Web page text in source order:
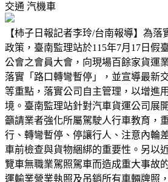
交通 汽機車
【柿子日報記者李玲/台南報導】為落
政策，臺南監理站於115年7月17日假
公會之會員大會，向現場百餘家貨運
落實「路口轉彎暫停」，並宣導最新
等重點，落實公司自主管理，以增進
境。臺南監理站針對汽車貨運公司展
籲請業者強化所屬駕駛人行車教育，
行、轉彎暫停、停讓行人、注意內輪
車前檢查與貨物綑綁的重要性。另以
覽車無職業駕照駕車而造成重大事故
運輸業營業執照及吊銷所有車輛牌照